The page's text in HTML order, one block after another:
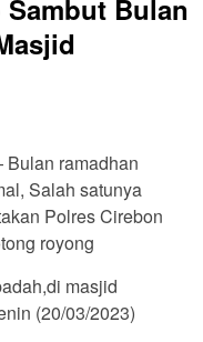
Bulan
ramadhan
Salah satunya
Polres Cirebon
royong
masjid
(20/03/2023)